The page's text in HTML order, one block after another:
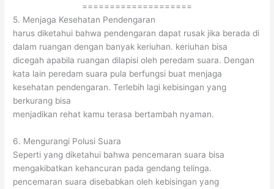
====================
5. Menjaga Kesehatan Pendengaran
harus diketahui bahwa pendengaran dapat rusak jika berada di
dalam ruangan dengan banyak keriuhan. keriuhan bisa
dicegah apabila ruangan dilapisi oleh peredam suara. Dengan
kata lain peredam suara pula berfungsi buat menjaga
kesehatan pendengaran. Terlebih lagi kebisingan yang
berkurang bisa
menjadikan rehat kamu terasa bertambah nyaman.
6. Mengurangi Polusi Suara
Seperti yang diketahui bahwa pencemaran suara bisa
mengakibatkan kehancuran pada gendang telinga.
pencemaran suara disebabkan oleh kebisingan yang